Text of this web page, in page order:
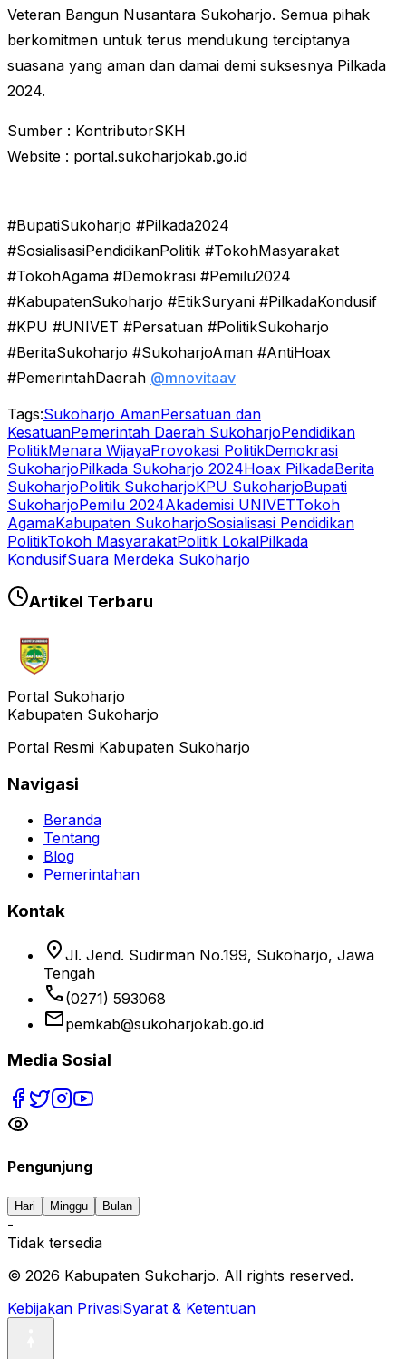
Veteran Bangun Nusantara Sukoharjo. Semua pihak
berkomitmen untuk terus mendukung terciptanya
suasana yang aman dan damai demi suksesnya Pilkada
2024.
Sumber : KontributorSKH
Website : portal.sukoharjokab.go.id
#BupatiSukoharjo #Pilkada2024
#SosialisasiPendidikanPolitik #TokohMasyarakat
#TokohAgama #Demokrasi #Pemilu2024
#KabupatenSukoharjo #EtikSuryani #PilkadaKondusif
#KPU #UNIVET #Persatuan #PolitikSukoharjo
#BeritaSukoharjo #SukoharjoAman #AntiHoax
#PemerintahDaerah @mnovitaav
Tags:Sukoharjo AmanPersatuan dan
KesatuanPemerintah Daerah SukoharjoPendidikan
PolitikMenara WijayaProvokasi PolitikDemokrasi
SukoharjoPilkada Sukoharjo 2024Hoax PilkadaBerita
SukoharjoPolitik SukoharjoKPU SukoharjoBupati
SukoharjoPemilu 2024Akademisi UNIVETTokoh
AgamaKabupaten SukoharjoSosialisasi Pendidikan
PolitikTokoh MasyarakatPolitik LokalPilkada
KondusifSuara Merdeka Sukoharjo
Artikel Terbaru
Portal Sukoharjo
Kabupaten Sukoharjo
Portal Resmi Kabupaten Sukoharjo
Navigasi
Beranda
Tentang
Blog
Pemerintahan
Kontak
location_on Jl. Jend. Sudirman No.199, Sukoharjo, Jawa
Tengah
phone (0271) 593068
emailpemkab@sukoharjokab.go.id
Media Sosial
Pengunjung
Hari Minggu Bulan
-
Tidak tersedia
© 2026 Kabupaten Sukoharjo. All rights reserved.
Kebijakan PrivasiSyarat & Ketentuan